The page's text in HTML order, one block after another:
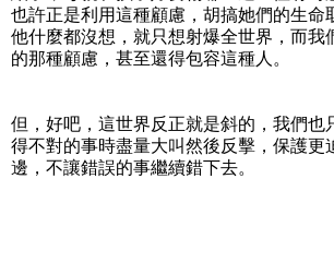
也許正是利用這種顧慮，胡搞她們的生命
他什麼都沒想，就只想射爆全世界，而我
的那種顧慮，甚至還得包容這種人。
但，好吧，這世界反正就是斜的，我們也
得不對的事時盡量大叫然後反擊，保護更
邊，不讓錯誤的事繼續錯下去。